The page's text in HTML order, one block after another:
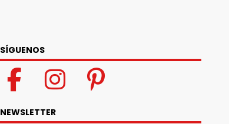
SÍGUENOS
NEWSLETTER